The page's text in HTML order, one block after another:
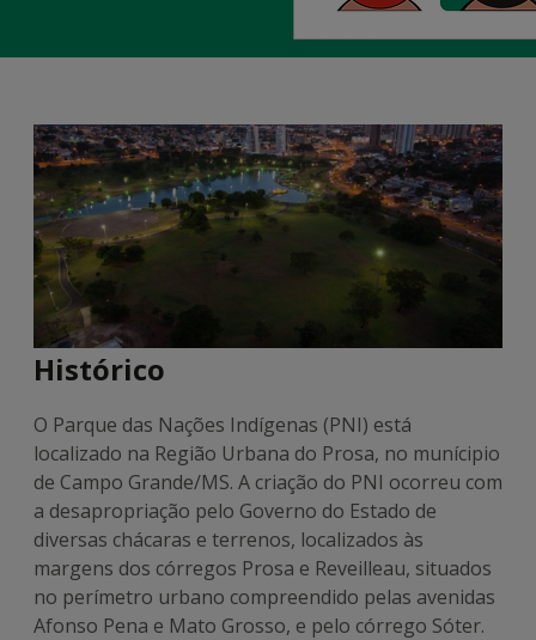
Histórico
O Parque das Nações Indígenas (PNI) está
localizado na Região Urbana do Prosa, no munícipio
de Campo Grande/MS. A criação do PNI ocorreu com
a desapropriação pelo Governo do Estado de
diversas chácaras e terrenos, localizados às
margens dos córregos Prosa e Reveilleau, situados
no perímetro urbano compreendido pelas avenidas
Afonso Pena e Mato Grosso, e pelo córrego Sóter.